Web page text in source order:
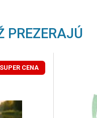
PREZERAJÚ
SUPER CENA